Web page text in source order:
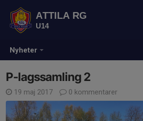
Nyheter
ATTILA RG
U14
P-lagssamling 2
19 maj 2017 0 kommentarer